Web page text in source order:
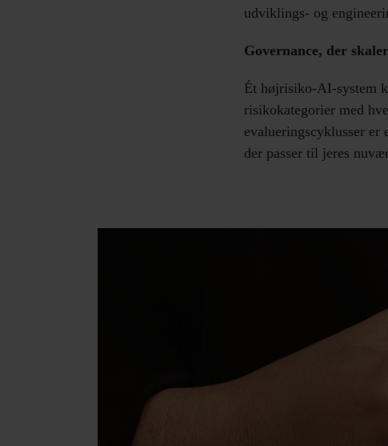
udviklings- og
Governance, der
Ét højrisiko-AI-system
risikokategorier med
evalueringscyklusser
der passer til jeres